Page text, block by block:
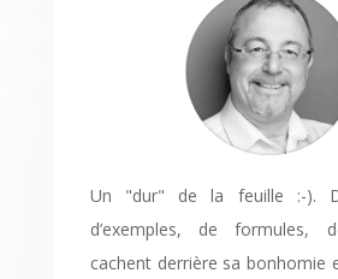
Un "dur" de la feuille :-).
d’exemples, de formules,
cachent derrière sa bonhomie